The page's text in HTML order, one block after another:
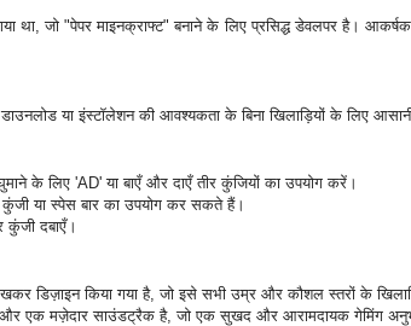
गया था, जो "पेपर माइनक्राफ्ट" बनाने के लिए प्रसिद्ध डेवलपर है।
या इंस्टॉलेशन की आवश्यकता के बिना खिलाड़ियों के लिए
के लिए 'AD' या बाएँ और दाएँ तीर कुंजियों का उपयोग करें।
या स्पेस बार का उपयोग कर सकते हैं।
कुंजी दबाएँ।
डिज़ाइन किया गया है, जो इसे सभी उम्र और कौशल स्तरों के
और एक मज़ेदार साउंडट्रैक है, जो एक सुखद और आरामदायक गेमिंग